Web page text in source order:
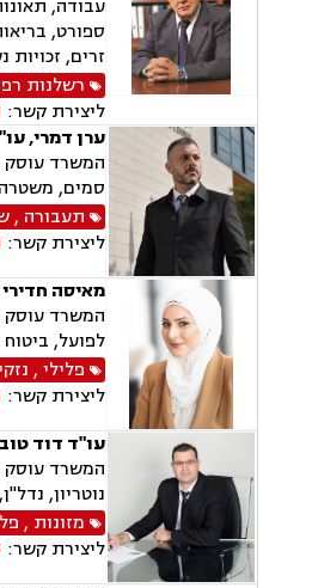
עבודה,
ספורט,
זרים, זכויות
רשלנות
ליצירת קשר:
ערן דמרי,
המשרד עוסק
סמים, משטרה
תעבורה ,
ליצירת קשר:
מאיסה
המשרד עוסק
לפועל,
פלילי,
ליצירת קשר:
עו"ד דוד
המשרד עוסק
נוטריון,
מזונות ,
ליצירת קשר: